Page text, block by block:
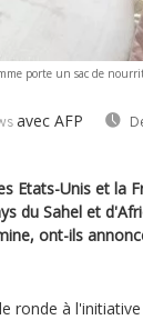
porte un sac de
avec AFP
Etats-Unis et la
du Sahel et
ont-ils
ronde à